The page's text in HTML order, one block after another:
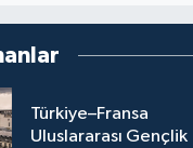
Türkiye–Fransa
Uluslararası Gençlik